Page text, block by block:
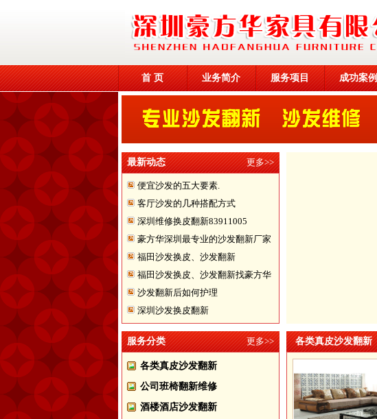
首 页 业务简介 服务项目 成功案例
最新动态 更多>>
便宜沙发的五大要素.
客厅沙发的几种搭配方式
深圳维修换皮翻新83911005
豪方华深圳最专业的沙发翻新厂家
福田沙发换皮、沙发翻新
福田沙发换皮、沙发翻新找豪方华
来帮您
沙发翻新后如何护理
深圳沙发换皮翻新
服务分类 更多>>
各类真皮沙发翻新
公司班椅翻新维修
酒楼酒店沙发翻新
各类真皮沙发翻新